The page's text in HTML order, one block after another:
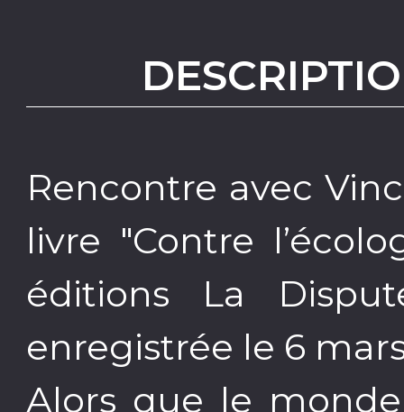
Rencontre avec
livre "Contre
éditions La
enregistrée le 6
Alors que le